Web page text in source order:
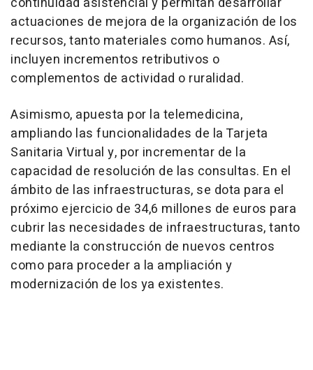
actuaciones de mejora de la organización de los
recursos, tanto materiales como humanos. Así,
incluyen incrementos retributivos o
complementos de actividad o ruralidad.
Asimismo, apuesta por la telemedicina,
ampliando las funcionalidades de la Tarjeta
Sanitaria Virtual y, por incrementar de la
capacidad de resolución de las consultas. En el
ámbito de las infraestructuras, se dota para el
próximo ejercicio de 34,6 millones de euros para
cubrir las necesidades de infraestructuras, tanto
mediante la construcción de nuevos centros
como para proceder a la ampliación y
modernización de los ya existentes.